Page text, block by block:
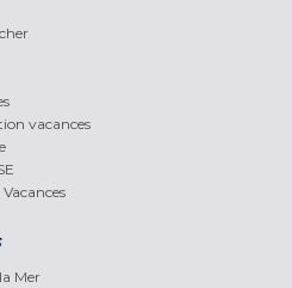
vacances
Mer